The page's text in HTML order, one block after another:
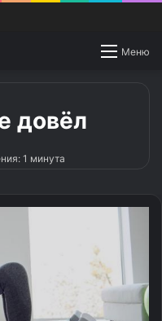
Меню
Switch
довёл
1 минута